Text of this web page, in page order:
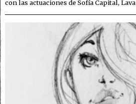
con las actuaciones de Sofía Capital, Lava